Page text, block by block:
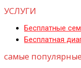
УСЛУГИ
Бесплатные
Бесплатная
самые